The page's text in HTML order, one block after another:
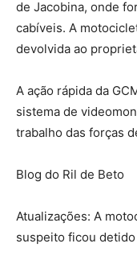
de Jacobina, onde
cabíveis. A
devolvida ao
A ação rápida da
sistema de
trabalho das forças
Blog do Ril de Beto
Atualizações: A
suspeito ficou